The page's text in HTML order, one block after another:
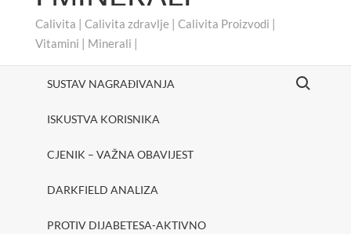
Calivita | Calivita zdravlje | Calivita Proizvodi |
Vitamini | Minerali |
SUSTAV NAGRAĐIVANJA
ISKUSTVA KORISNIKA
CJENIK – VAŽNA OBAVIJEST
DARKFIELD ANALIZA
PROTIV DIJABETESA-AKTIVNO
Search for: